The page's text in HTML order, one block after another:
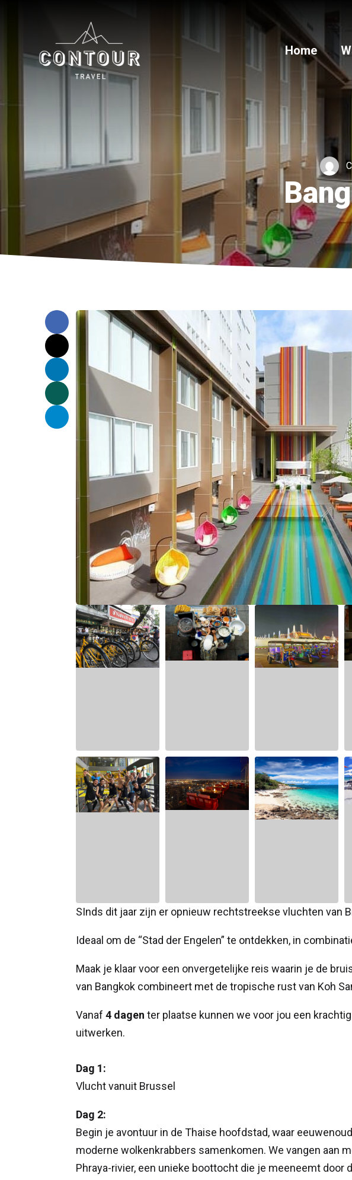
Home
SInds dit jaar zijn er opnieuw rechtstreekse vluchten van
Ideaal om de “Stad der Engelen” te ontdekken, in
Maak je klaar voor een onvergetelijke reis waarin je de
van Bangkok combineert met de tropische rust van Koh
Vanaf 4 dagen ter plaatse kunnen we voor jou een
uitwerken.
Dag 1:
Vlucht vanuit Brussel
Dag 2:
Begin je avontuur in de Thaise hoofdstad, waar
moderne wolkenkrabbers samenkomen. We vangen aan
Phraya-rivier, een unieke boottocht die je meeneemt door